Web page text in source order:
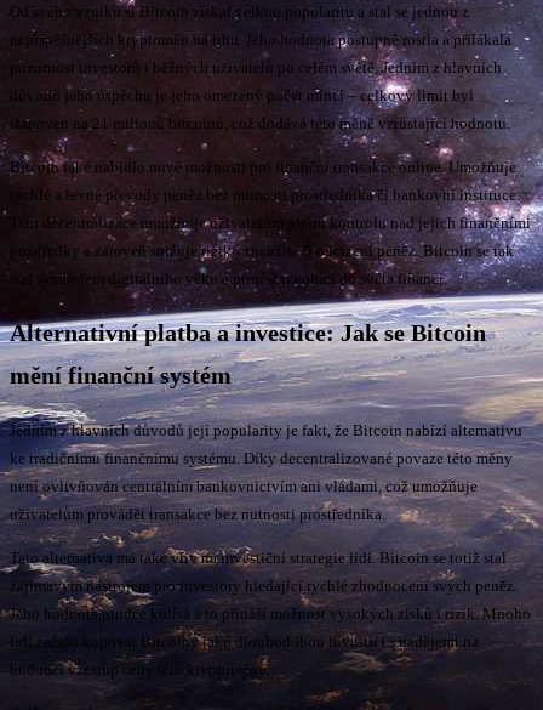
Od svého vzniku si Bitcoin získal velkou popularitu a stal se jednou z
nejúspěšnějších kryptoměn na trhu. Jeho hodnota postupně rostla a přilákala
pozornost investorů i běžných uživatelů po celém světě. Jedním z hlavních
důvodů jeho úspěchu je jeho omezený počet mincí – celkový limit byl
stanoven na 21 milionů bitcoinů, což dodává této měně vzrůstající hodnotu.
Bitcoin také nabídlo nové možnosti pro finanční transakce online. Umožňuje
rychlé a levné převody peněz bez nutnosti prostředníka či bankovní instituce.
Tato decentralizace umožňuje uživatelům plnou kontrolu nad jejich finančními
prostředky a zároveň snižuje riziko zneužití či odcizení peněz. Bitcoin se tak
stal symbolem digitálního věku a přinesl revoluci do světa financí.
Alternativní platba a investice: Jak se Bitcoin
mění finanční systém
Jedním z hlavních důvodů její popularity je fakt, že Bitcoin nabízí alternativu
ke tradičnímu finančnímu systému. Díky decentralizované povaze této měny
není ovlivňován centrálním bankovnictvím ani vládami, což umožňuje
uživatelům provádět transakce bez nutnosti prostředníka.
Tato alternativa má také vliv na investiční strategie lidí. Bitcoin se totiž stal
zajímavým nástrojem pro investory hledající rychlé zhodnocení svých peněz.
Jeho hodnota prudce kolísá a to přináší možnost vysokých zisků i rizik. Mnoho
lidí začalo kupovat Bitcoiny jako dlouhodobou investici s nadějemi na
budoucí vzestup ceny této kryptoměny.